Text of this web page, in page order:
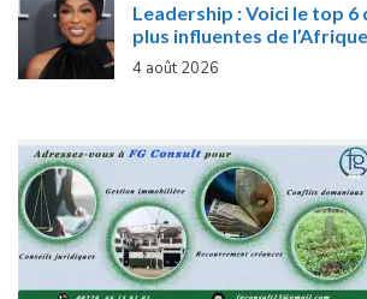
Leadership : Voici le top 6
plus influentes de l’Afrique
4 août 2026